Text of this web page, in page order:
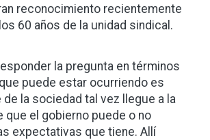
reconocimiento recientemente
60 años de la unidad sindical.
la pregunta en términos
puede estar ocurriendo es
de la sociedad tal vez llegue a la
que el gobierno puede o no
expectativas que tiene. Allí